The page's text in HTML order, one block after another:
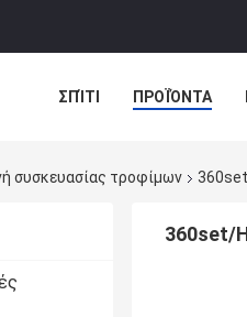
ΣΠΊΤΙ ΠΡΟΪΌΝΤΑ
συσκευασίας τροφίμων
360set/